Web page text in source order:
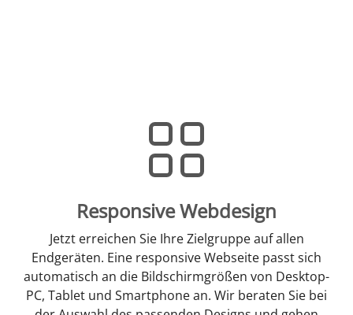
Responsive Webdesign
Jetzt erreichen Sie Ihre Zielgruppe auf allen
Endgeräten. Eine responsive Webseite passt sich
automatisch an die Bildschirmgrößen von Desktop-
PC, Tablet und Smartphone an. Wir beraten Sie bei